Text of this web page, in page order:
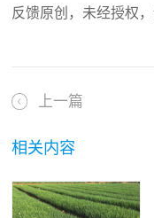
反馈原创，未经授权，
上一篇
相关内容